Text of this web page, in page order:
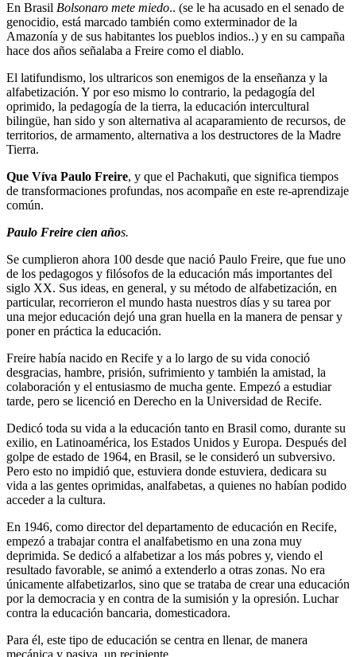
En Brasil Bolsonaro mete miedo.. (se le ha acusado en el senado de
genocidio, está marcado también como exterminador de la
Amazonía y de sus habitantes los pueblos indios..) y en su campaña
hace dos años señalaba a Freire como el diablo.
El latifundismo, los ultraricos son enemigos de la enseñanza y la
alfabetización. Y por eso mismo lo contrario, la pedagogía del
oprimido, la pedagogía de la tierra, la educación intercultural
bilingüe, han sido y son alternativa al acaparamiento de recursos, de
territorios, de armamento, alternativa a los destructores de la Madre
Tierra.
Que Víva Paulo Freire, y que el Pachakuti, que significa tiempos
de transformaciones profundas, nos acompañe en este re-aprendizaje
común.
Paulo Freire cien años.
Se cumplieron ahora 100 desde que nació Paulo Freire, que fue uno
de los pedagogos y filósofos de la educación más importantes del
siglo XX. Sus ideas, en general, y su método de alfabetización, en
particular, recorrieron el mundo hasta nuestros días y su tarea por
una mejor educación dejó una gran huella en la manera de pensar y
poner en práctica la educación.
Freire había nacido en Recife y a lo largo de su vida conoció
desgracias, hambre, prisión, sufrimiento y también la amistad, la
colaboración y el entusiasmo de mucha gente. Empezó a estudiar
tarde, pero se licenció en Derecho en la Universidad de Recife.
Dedicó toda su vida a la educación tanto en Brasil como, durante su
exilio, en Latinoamérica, los Estados Unidos y Europa. Después del
golpe de estado de 1964, en Brasil, se le consideró un subversivo.
Pero esto no impidió que, estuviera donde estuviera, dedicara su
vida a las gentes oprimidas, analfabetas, a quienes no habían podido
acceder a la cultura.
En 1946, como director del departamento de educación en Recife,
empezó a trabajar contra el analfabetismo en una zona muy
deprimida. Se dedicó a alfabetizar a los más pobres y, viendo el
resultado favorable, se animó a extenderlo a otras zonas. No era
únicamente alfabetizarlos, sino que se trataba de crear una educación
por la democracia y en contra de la sumisión y la opresión. Luchar
contra la educación bancaria, domesticadora.
Para él, este tipo de educación se centra en llenar, de manera
mecánica y pasiva, un recipiente.